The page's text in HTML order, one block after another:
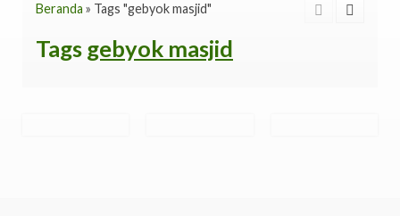
Beranda » Tags "gebyok masjid"
Tags gebyok masjid